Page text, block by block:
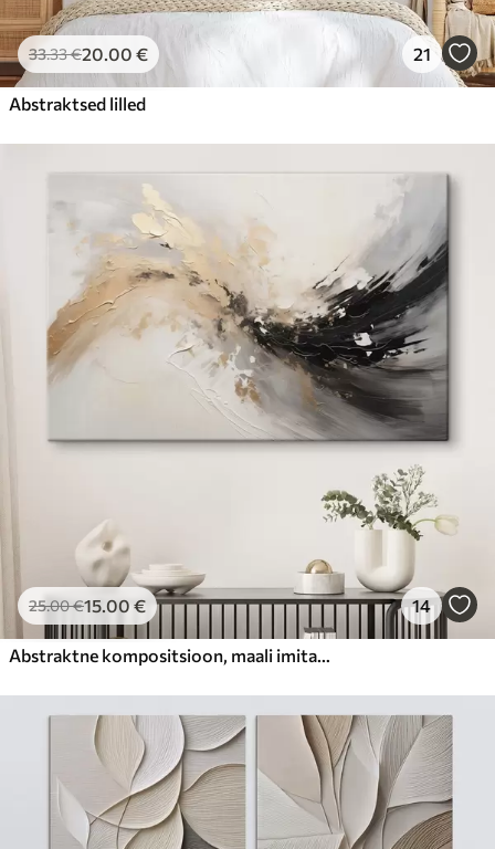
33.33€20.00 € 21
Abstraktsed lilled
25.00€15.00 € 14
Abstraktne kompositsioon, maali imitatsioon